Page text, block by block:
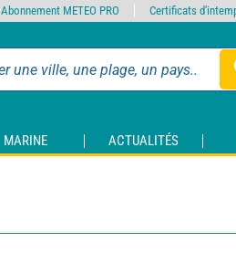
MARINE ACTUALITÉS
Abonnement METEO PRO Certificats